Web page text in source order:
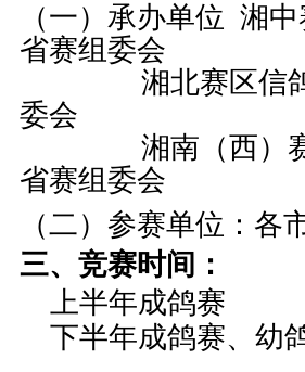
（一）承办单位 湘
省赛组委会
湘北赛区信鸽
委会
湘南（西）赛
省赛组委会
（二）参赛单位：各
三、竞赛时间：
上半年成鸽赛
下半年成鸽赛、幼